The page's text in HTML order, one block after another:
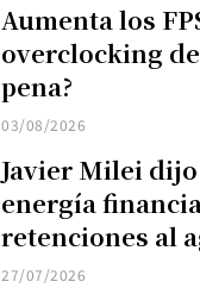
Aumenta los
overclocking de
pena?
03/08/2026
Javier Milei
energía
retenciones al
27/07/2026